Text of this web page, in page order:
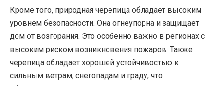
Кроме того, природная черепица обладает высоким
уровнем безопасности. Она огнеупорна и защищает
дом от возгорания. Это особенно важно в регионах с
высоким риском возникновения пожаров. Также
черепица обладает хорошей устойчивостью к
сильным ветрам, снегопадам и граду, что